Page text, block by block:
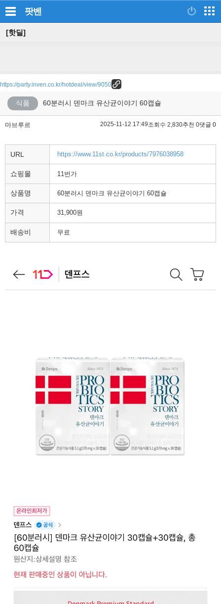
팟벤
[핫딜]
https://party.inven.co.kr/hotdeal/view/9050
식품 60분러시 덴마크 유산균이야기 60캡슐
마브루르 2025-11-12 17:49조회수 2,830추천 0댓글 0
URL https://www.11st.co.kr/products/7976038958
쇼핑몰 11번가
상품명 60분러시 덴마크 유산균이야기 60캡슐
가격 31,900원
배송비 무료